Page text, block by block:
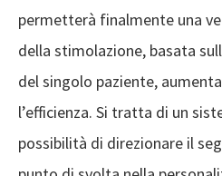
permetterà finalmente una
della stimolazione, basata
del singolo paziente,
l’efficienza. Si tratta di un
possibilità di direzionare il